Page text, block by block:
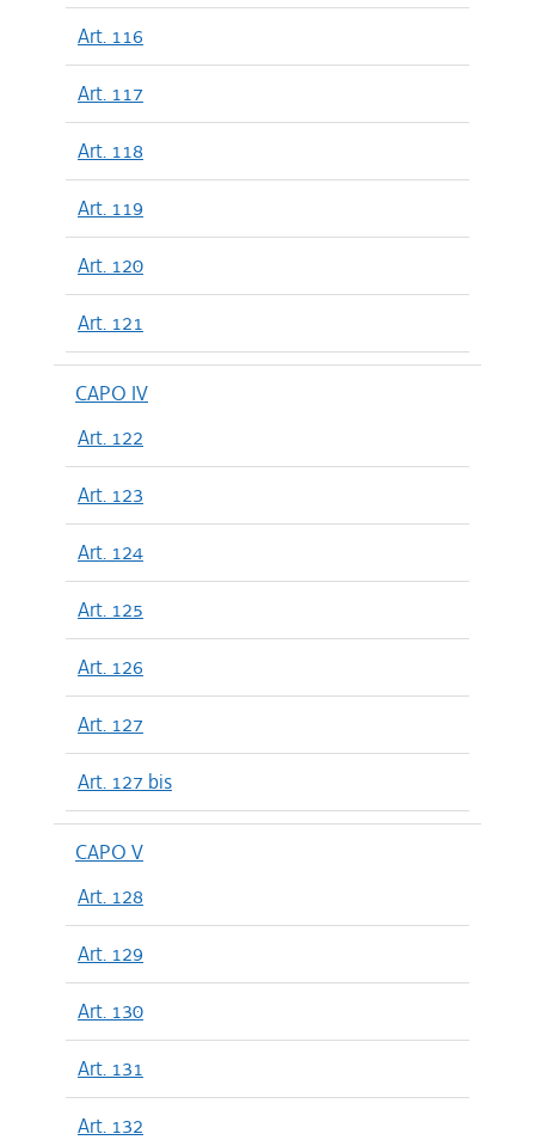
Art. 116
Art. 117
Art. 118
Art. 119
Art. 120
Art. 121
CAPO IV
Art. 122
Art. 123
Art. 124
Art. 125
Art. 126
Art. 127
Art. 127 bis
CAPO V
Art. 128
Art. 129
Art. 130
Art. 131
Art. 132